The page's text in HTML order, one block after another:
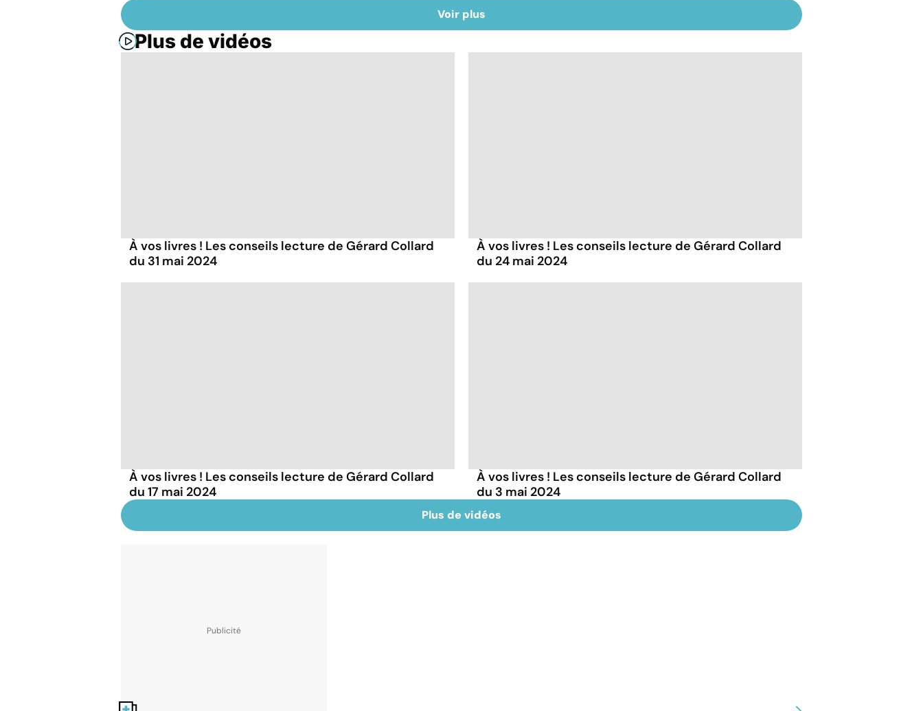
Voir plus
Plus de vidéos
À vos livres ! Les conseils lecture de Gérard Collard
du 31 mai 2024
À vos livres ! Les conseils lecture de Gérard Collard
du 24 mai 2024
À vos livres ! Les conseils lecture de Gérard Collard
du 17 mai 2024
À vos livres ! Les conseils lecture de Gérard Collard
du 3 mai 2024
Plus de vidéos